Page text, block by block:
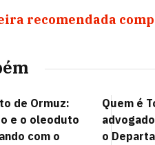
recomendada
de Ormuz:
e o oleoduto
com o
Quem é
o